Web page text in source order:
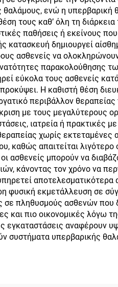
θαλάμους, ενώ η
τους καθ’ όλη τη
παθήσεις ή εκείνους
κατασκευή δημιουργεί
ασθενείς να
παρακολούθησης
εύκολα τους ασθενείς
Η καθιστή θέση
περιβάλλον
με τους μεγαλύτερους
ιατρεία ή
χωρίς εκτεταμένες
καθώς απαιτείται
ασθενείς μπορούν να
κάνοντας τον χρόνο να
φυσική εκμετάλλευση σε
σε πληθυσμούς ασθενών που
και πιο οικονομικές λόγω
εγκαταστάσεις αναφέρουν
συστήματα υπερβαρικής